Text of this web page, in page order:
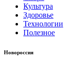
Культура
Здоровье
Технологии
Полезное
Новороссия